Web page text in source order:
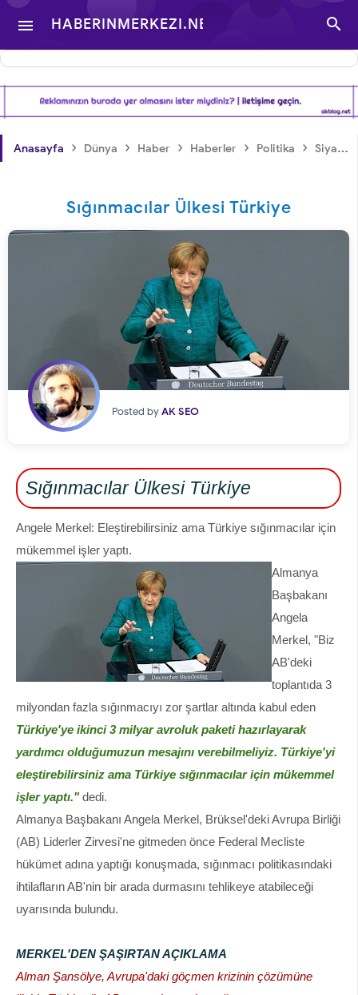
 HABERINMERKEZI.NET
- TÜRKIYE VE DÜNYA
GÜNDEMINDEN

Anasayfa › Dünya › Haber › Haberler › Politika › Siyaset
Sığınmacılar Ülkesi Türkiye
Posted byAK SEO
Sığınmacılar Ülkesi Türkiye
Angele Merkel: Eleştirebilirsiniz ama Türkiye sığınmacılar için
mükemmel işler yaptı.
Almanya
Başbakanı
Angela
Merkel, "Biz
AB'deki
toplantıda 3
milyondan fazla sığınmacıyı zor şartlar altında kabul eden
Türkiye'ye ikinci 3 milyar avroluk paketi hazırlayarak
yardımcı olduğumuzun mesajını verebilmeliyiz. Türkiye'yi
eleştirebilirsiniz ama Türkiye sığınmacılar için mükemmel
işler yaptı."dedi.
Almanya Başbakanı Angela Merkel, Brüksel'deki Avrupa Birliği
(AB) Liderler Zirvesi'ne gitmeden önce Federal Mecliste
hükümet adına yaptığı konuşmada, sığınmacı politikasındaki
ihtilafların AB'nin bir arada durmasını tehlikeye atabileceği
uyarısında bulundu.
MERKEL'DEN ŞAŞIRTAN AÇIKLAMA
Alman Şansölye, Avrupa'daki göçmen krizinin çözümüne